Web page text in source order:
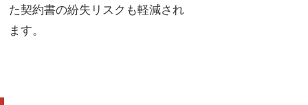
た契約書の紛失リスクも軽減され
ます。